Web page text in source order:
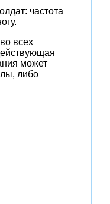
частота
всех
может
либо